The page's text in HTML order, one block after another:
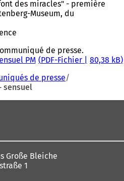
des miracles" - première
Museum, du
de presse.
PM
PDF-Fichier 80,38 kB
de presse
sensuel
Große Bleiche
1